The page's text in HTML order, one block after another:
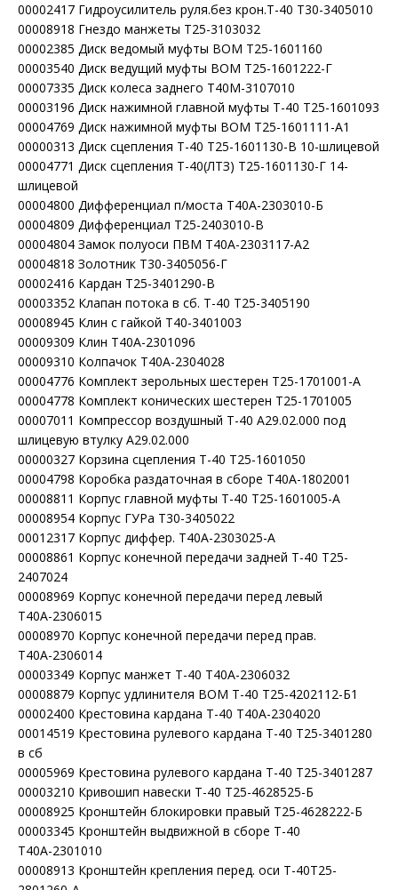
00002417 Гидроусилитель руля.без крон.Т-40 Т30-3405010
00008918 Гнездо манжеты Т25-3103032
00002385 Диск ведомый муфты ВОМ Т25-1601160
00003540 Диск ведущий муфты ВОМ Т25-1601222-Г
00007335 Диск колеса заднего Т40М-3107010
00003196 Диск нажимной главной муфты Т-40 Т25-1601093
00004769 Диск нажимной муфты ВОМ Т25-1601111-А1
00000313 Диск сцепления Т-40 Т25-1601130-В 10-шлицевой
00004771 Диск сцепления Т-40(ЛТЗ) Т25-1601130-Г 14-
шлицевой
00004800 Дифференциал п/моста Т40А-2303010-Б
00004809 Дифференциал Т25-2403010-В
00004804 Замок полуоси ПВМ Т40А-2303117-А2
00004818 Золотник Т30-3405056-Г
00002416 Кардан Т25-3401290-В
00003352 Клапан потока в сб. Т-40 Т25-3405190
00008945 Клин с гайкой Т40-3401003
00009309 Клин Т40А-2301096
00009310 Колпачок Т40А-2304028
00004776 Комплект зерольных шестерен Т25-1701001-А
00004778 Комплект конических шестерен Т25-1701005
00007011 Компрессор воздушный Т-40 А29.02.000 под
шлицевую втулку А29.02.000
00000327 Корзина сцепления Т-40 Т25-1601050
00004798 Коробка раздаточная в сборе Т40А-1802001
00008811 Корпус главной муфты Т-40 Т25-1601005-А
00008954 Корпус ГУРа Т30-3405022
00012317 Корпус диффер. Т40А-2303025-А
00008861 Корпус конечной передачи задней Т-40 Т25-
2407024
00008969 Корпус конечной передачи перед левый
Т40А-2306015
00008970 Корпус конечной передачи перед прав.
Т40А-2306014
00003349 Корпус манжет Т-40 Т40А-2306032
00008879 Корпус удлинителя ВОМ Т-40 Т25-4202112-Б1
00002400 Крестовина кардана Т-40 Т40А-2304020
00014519 Крестовина рулевого кардана Т-40 Т25-3401280
в сб
00005969 Крестовина рулевого кардана Т-40 Т25-3401287
00003210 Кривошип навески Т-40 Т25-4628525-Б
00008925 Кронштейн блокировки правый Т25-4628222-Б
00003345 Кронштейн выдвижной в сборе Т-40
Т40А-2301010
00008913 Кронштейн крепления перед. оси Т-40Т25-